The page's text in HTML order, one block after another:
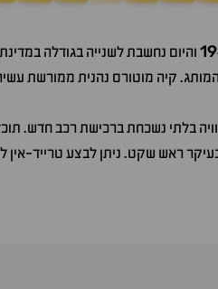
והיום נחשבת לשנייה בגודלה
קיה מוטורס נהנית ממורשת
בלתי נשכחת ברכישת רכב חדש.
ראש שקט. ניתןלבצע טרייד-אין